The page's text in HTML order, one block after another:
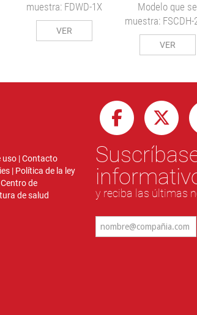
muestra: FDWD-1X
VER
Modelo que se
muestra: FSCDH-
VER
uso|Contacto
| Política de la ley
Centro de
de salud y reciba las últimas